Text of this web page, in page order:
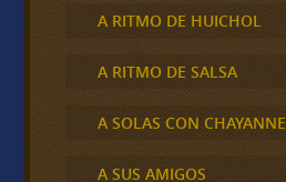
A RITMO DE HUICHOL
A RITMO DE SALSA
A SOLAS CON CHAYANNE
A SUS AMIGOS